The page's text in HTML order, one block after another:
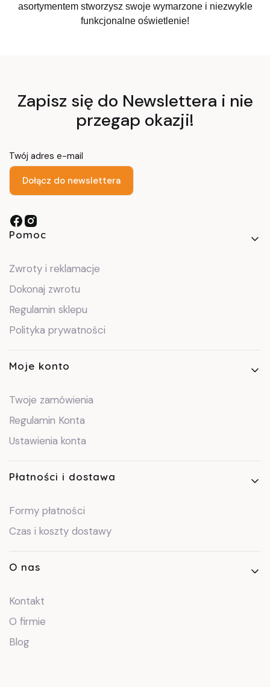
asortymentem stworzysz swoje wymarzone i niezwykle
funkcjonalne oświetlenie!
Zapisz się do Newslettera i nie
przegap okazji!
Twój adres e-mail
Dołącz do newslettera
Linki w stopce
Pomoc
Zwroty i reklamacje
Dokonaj zwrotu
Regulamin sklepu
Polityka prywatności
Moje konto
Twoje zamówienia
Regulamin Konta
Ustawienia konta
Płatności i dostawa
Formy płatności
Czas i koszty dostawy
O nas
Kontakt
O firmie
Blog